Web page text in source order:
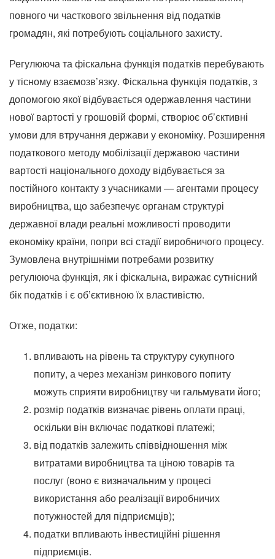
повного чи часткового звільнення від податків
громадян, які потребують соціального захисту.
Регулююча та фіскальна функція податків перебувають
у тісному взаємозв’язку. Фіскальна функція податків, з
допомогою якої відбувається одержавлення частини
нової вартості у грошовій формі, створює об’єктивні
умови для втручання держави у економіку. Розширення
податкового методу мобілізації державою частини
вартості національного доходу відбувається за
постійного контакту з учасниками — агентами процесу
виробництва, що забезпечує органам структурі
державної влади реальні можливості проводити
економіку країни, попри всі стадії виробничого процесу.
Зумовлена ​​внутрішніми потребами розвитку
регулююча функція, як і фіскальна, виражає сутнісний
бік податків і є об’єктивною їх властивістю.
Отже, податки:
впливають на рівень та структуру сукупного
попиту, а через механізм ринкового попиту
можуть сприяти виробництву чи гальмувати його;
розмір податків визначає рівень оплати праці,
оскільки він включає податкові платежі;
від податків залежить співвідношення між
витратами виробництва та ціною товарів та
послуг (воно є визначальним у процесі
використання або реалізації виробничих
потужностей для підприємців);
податки впливають інвестиційні рішення
підприємців.